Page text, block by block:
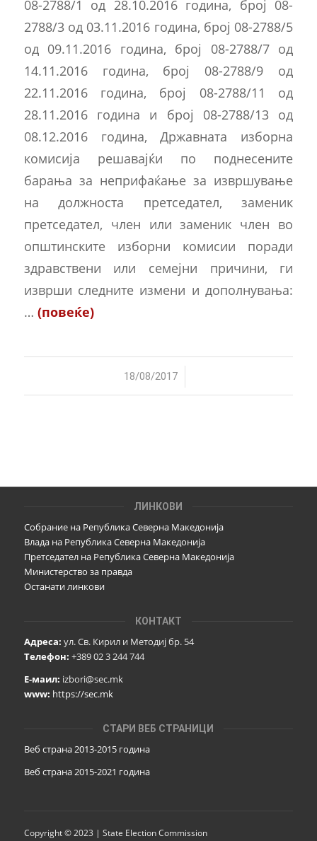
08-2788/1 од 28.10.2016 година, број 08-
2788/3 од 03.11.2016 година, број 08-2788/5
од 09.11.2016 година, број 08-2788/7 од
14.11.2016 година, број 08-2788/9 од
22.11.2016 година, број 08-2788/11 од
28.11.2016 година и број 08-2788/13 од
08.12.2016 година, Државната изборна
комисија решавајќи по поднесените
барања за неприфаќање за извршување
на должноста претседател, заменик
претседател, член или заменик член во
општинските изборни комисии поради
здравствени или семејни причини, ги
изврши следните измени и дополнувања:
… (повеќе)
18/08/2017
/
ЛИНКОВИ
Собрание на Република Северна Македонија
Влада на Република Северна Македонија
Претседател на Република Северна Македонија
Министерство за правда
Останати линкови
КОНТАКТ
Адреса: ул. Св. Кирил и Методиј бр. 54
Телефон: +389 02 3 244 744
Е-маил: izbori@sec.mk
www: https://sec.mk
СТАРИ ВЕБ СТРАНИЦИ
Веб страна 2013-2015 година
Веб страна 2015-2021 година
Copyright © 2023 | State Election Commission